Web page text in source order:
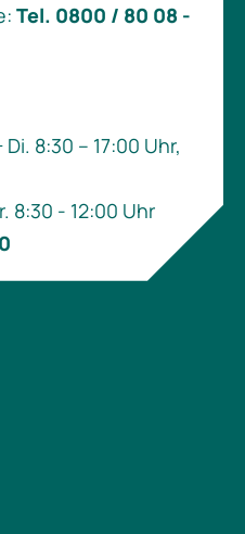
Tel. 0800 / 80 08 -
8:30 – 17:00 Uhr,
8:30 - 12:00 Uhr